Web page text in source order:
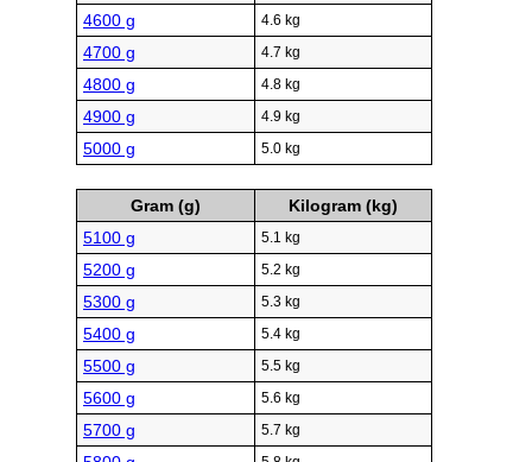
4600 g 4.6 kg
4700 g 4.7 kg
4800 g 4.8 kg
4900 g 4.9 kg
5000 g 5.0 kg
Gram (g)
Kilogram (kg)
5100 g
5.1 kg
5200 g 5.2 kg
5300 g 5.3 kg
5400 g 5.4 kg
5500 g 5.5 kg
5600 g 5.6 kg
5700 g 5.7 kg